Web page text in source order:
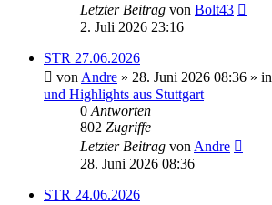
Letzter Beitrag von Bolt43
2. Juli 2026 23:16
STR 27.06.2026
von Andre » 28. Juni 2026 08:36 » in
und Highlights aus Stuttgart
0 Antworten
802 Zugriffe
Letzter Beitrag von Andre
28. Juni 2026 08:36
STR 24.06.2026